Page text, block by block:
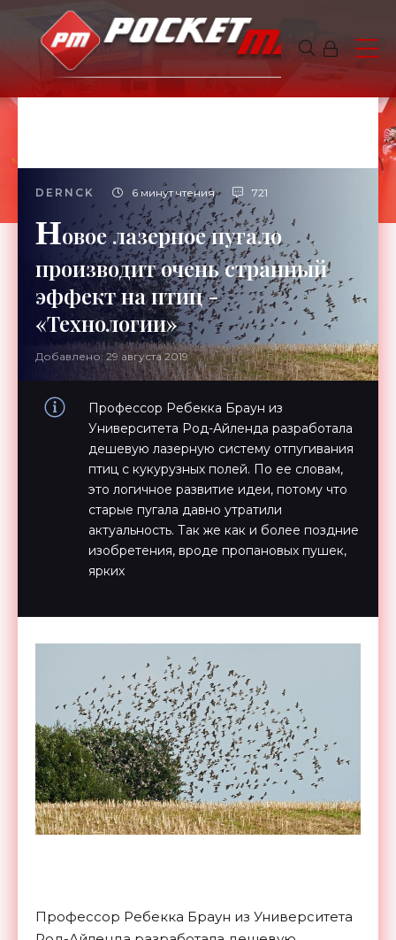
DERNCK 6 минут чтения 721
Новое лазерное пугало
производит очень странный
эффект на птиц -
«Технологии»
Добавлено: 29 августа 2019
Профессор Ребекка Браун из
Университета Род-Айленда разработала
дешевую лазерную систему отпугивания
птиц с кукурузных полей. По ее словам,
это логичное развитие идеи, потому что
старые пугала давно утратили
актуальность. Так же как и более поздние
изобретения, вроде пропановых пушек,
ярких
Профессор Ребекка Браун из Университета